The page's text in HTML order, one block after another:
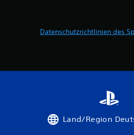
Datenschutzrichtlinien des
Land/Region